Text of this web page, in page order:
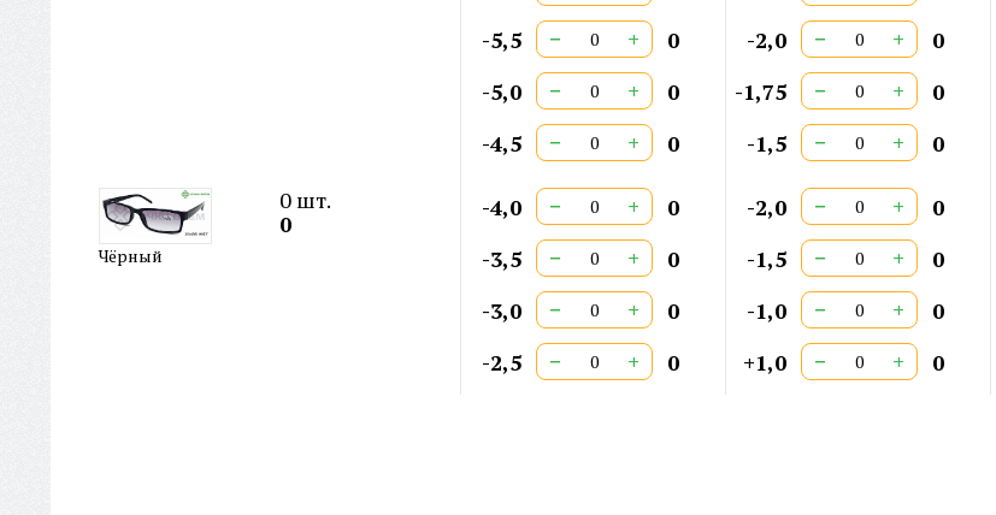
-5,5
− +
0
-5,0
− +
0
-4,5
− + 0
-2,0
− +
0
-1,75
− +
0
-1,5
− + 0
Чёрный
0шт.
0
-4,0 − +
0
-3,5
− +
0
-3,0
− +
0
-2,5
− + 0
-2,0 − +
0
-1,5
− +
0
-1,0
− +
0
+1,0
− + 0